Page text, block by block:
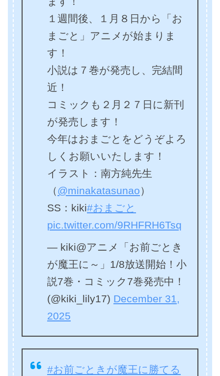
１週間後、１月８日から「お
まごと」アニメが始まりま
す！
小説は７巻が発売し、完結間
近！
コミックも２月２７日に新刊
が発売します！
今年はおまごとをどうぞよろ
しくお願いいたします！
イラスト：南方純先生
（@minakatasunao）
SS：kiki#おまごと
pic.twitter.com/9RHFRH6Tsq
— kiki@アニメ「お前ごとき
が魔王に～」1/8放送開始！小
説7巻・コミック7巻発売中！
(@kiki_lily17) December 31,
2025
#お前ごときが魔王に勝てる